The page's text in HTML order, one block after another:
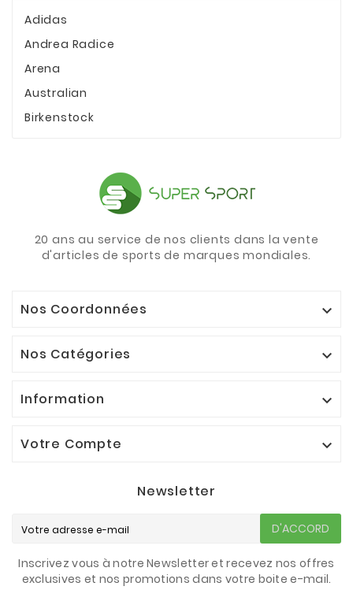
Adidas
Andrea Radice
Arena
Australian
Birkenstock
20 ans au service de nos clients dans la vente
d'articles de sports de marques mondiales.
Nos Coordonnées 
Nos Catégories 
Information 
Votre Compte 
Newsletter
D'ACCORD
Inscrivez vous à notre Newsletter et recevez nos offres
exclusives et nos promotions dans votre boite e-mail.